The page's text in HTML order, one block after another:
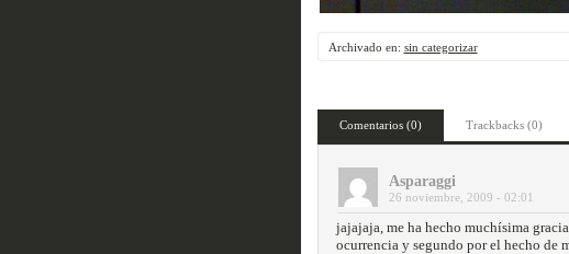
Archivado en: sin categorizar
Comentarios (0) Trackbacks (0)
Asparaggi
26 noviembre, 2009 - 02:01
jajajaja, me ha hecho muchísima
ocurrencia y segundo por el hecho de